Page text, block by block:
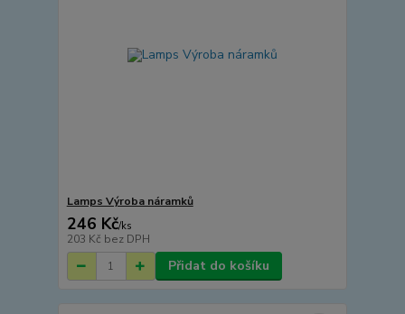
Lamps Výroba náramků
246 Kč/ks
203 Kč bez DPH
Přidat do košíku